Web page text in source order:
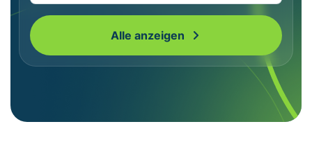
Alle anzeigen